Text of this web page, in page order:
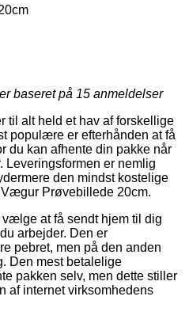
baseret på 15 anmeldelser
til alt held et hav af forskellige
populære er efterhånden at få
du kan afhente din pakke når
Leveringsformen er nemlig
den mindst kostelige
Prøvebillede 20cm.
at få sendt hjem til dig
arbejder. Den er
pebret, men på den anden
Den mest betalelige
pakken selv, men dette stiller
af internet virksomhedens